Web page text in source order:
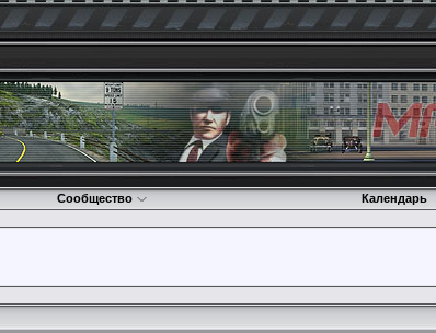
Сообщество Календарь